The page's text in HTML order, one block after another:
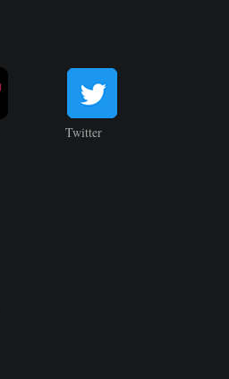
Twitter